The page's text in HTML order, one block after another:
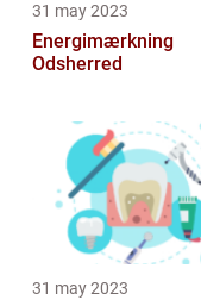
31 may 2023
Energimærkning
Odsherred
31 may 2023